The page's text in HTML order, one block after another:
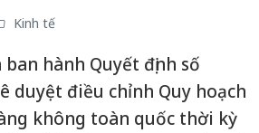
Kinh tế
hành Quyết định số
duyệt điều chỉnh Quy hoạch
không toàn quốc thời kỳ